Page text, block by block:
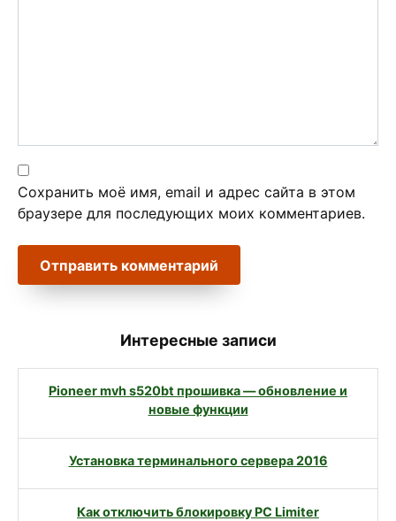
Сохранить моё имя, email и адрес сайта в этом
браузере для последующих моих комментариев.
Интересные записи
Pioneer mvh s520bt прошивка — обновление и
новые функции
Установка терминального сервера 2016
Как отключить блокировку PC Limiter